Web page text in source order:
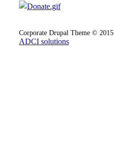
Corporate Drupal Theme © 2015
ADCI solutions